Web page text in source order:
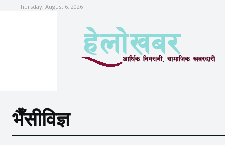
Thursday, August 6, 2026
भैँसीविज्ञ